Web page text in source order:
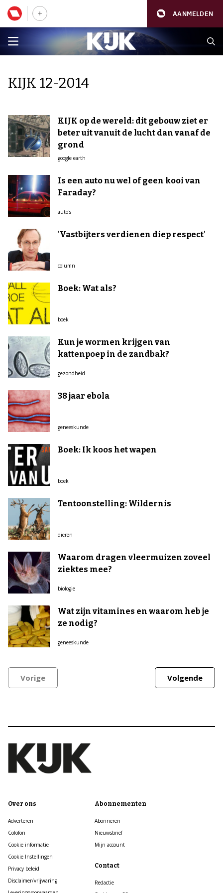
AANMELDEN
KIJK 12-2014
KIJK op de wereld: dit gebouw ziet er
beter uit vanuit de lucht dan vanaf de
grond
google earth
Is een auto nu wel of geen kooi van
Faraday?
auto's
'Vastbijters verdienen diep respect'
column
Boek: Wat als?
boek
Kun je wormen krijgen van
kattenpoep in de zandbak?
gezondheid
38 jaar ebola
geneeskunde
Boek: Ik koos het wapen
boek
Tentoonstelling: Wildernis
dieren
Waarom dragen vleermuizen zoveel
ziektes mee?
biologie
Wat zijn vitamines en waarom heb je
ze nodig?
geneeskunde
Vorige Volgende
Over ons
Adverteren
Colofon
Cookie informatie
Cookie Instellingen
Privacy beleid
Disclaimer/vrijwaring
Abonnementen
Abonneren
Nieuwsbrief
Mijn account
Contact
Redactie